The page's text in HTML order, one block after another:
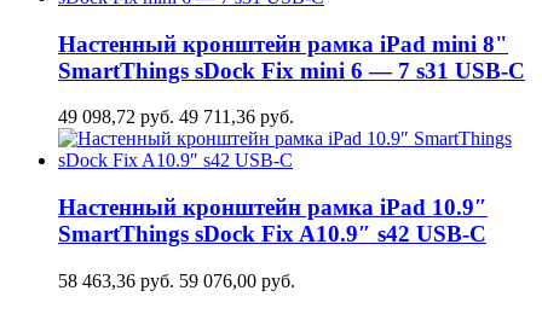
Настенный кронштейн рамка iPad mini 8"
SmartThings sDock Fix mini 6 — 7 s31 USB-C
49 098,72 руб. 49 711,36 руб.
Настенный кронштейн рамка iPad 10.9″
SmartThings sDock Fix A10.9″ s42 USB-C
58 463,36 руб. 59 076,00 руб.